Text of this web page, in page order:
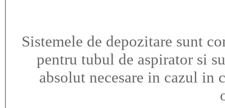
Sistemele de depozitare sunt
pentru tubul de aspirator si
absolut necesare in cazul in